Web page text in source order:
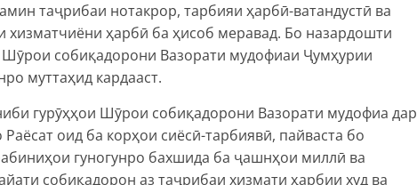
таҷрибаи нотакрор, тарбияи ҳарбӣ-ватандустӣ ва
ҳарбӣ ба ҳисоб меравад. Бо назардошти
собиқадорони Вазорати мудофиаи Ҷумҳурии
муттаҳид кардааст.
гурӯҳҳои Шӯрои собиқадорони Вазорати мудофиа дар
оид ба корҳои сиёсӣ-тарбиявӣ, пайваста бо
гуногунро бахшида ба ҷашнҳои миллӣ ва
собиқадорон аз таҷрибаи хизмати ҳарбии худ ва